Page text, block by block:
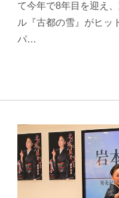
て今年で8年目を迎え
ル『古都の雪』がヒッ
パ…